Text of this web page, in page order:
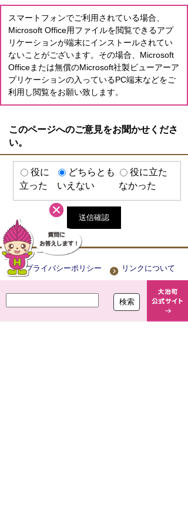
スマートフォンでご利用されている場合、
Microsoft Office用ファイルを閲覧できるアプ
リケーションが端末にインストールされてい
ないことがございます。その場合、Microsoft
Officeまたは無償のMicrosoft社製ビューアーア
プリケーションの入っているPC端末などをご
利用し閲覧をお願い致します。
このページへのご意見をお聞かせくださ
い。
役に
立った
どちらとも
いえない
役に立た
なかった
プライバシーポリシー
リンクについて